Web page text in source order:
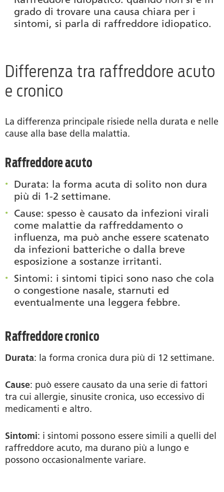
grado di trovare una causa chiara per i
sintomi, si parla di raffreddore idiopatico.
Differenza tra raffreddore acuto
e cronico
La differenza principale risiede nella durata e nelle
cause alla base della malattia.
Raffreddore acuto
Durata: la forma acuta di solito non dura
più di 1-2 settimane.
Cause: spesso è causato da infezioni virali
come malattie da raffreddamento o
influenza, ma può anche essere scatenato
da infezioni batteriche o dalla breve
esposizione a sostanze irritanti.
Sintomi: i sintomi tipici sono naso che cola
o congestione nasale, starnuti ed
eventualmente una leggera febbre.
Raffreddore cronico
Durata: la forma cronica dura più di 12 settimane.
Cause: può essere causato da una serie di fattori
tra cui allergie, sinusite cronica, uso eccessivo di
medicamenti e altro.
Sintomi: i sintomi possono essere simili a quelli del
raffreddore acuto, ma durano più a lungo e
possono occasionalmente variare.